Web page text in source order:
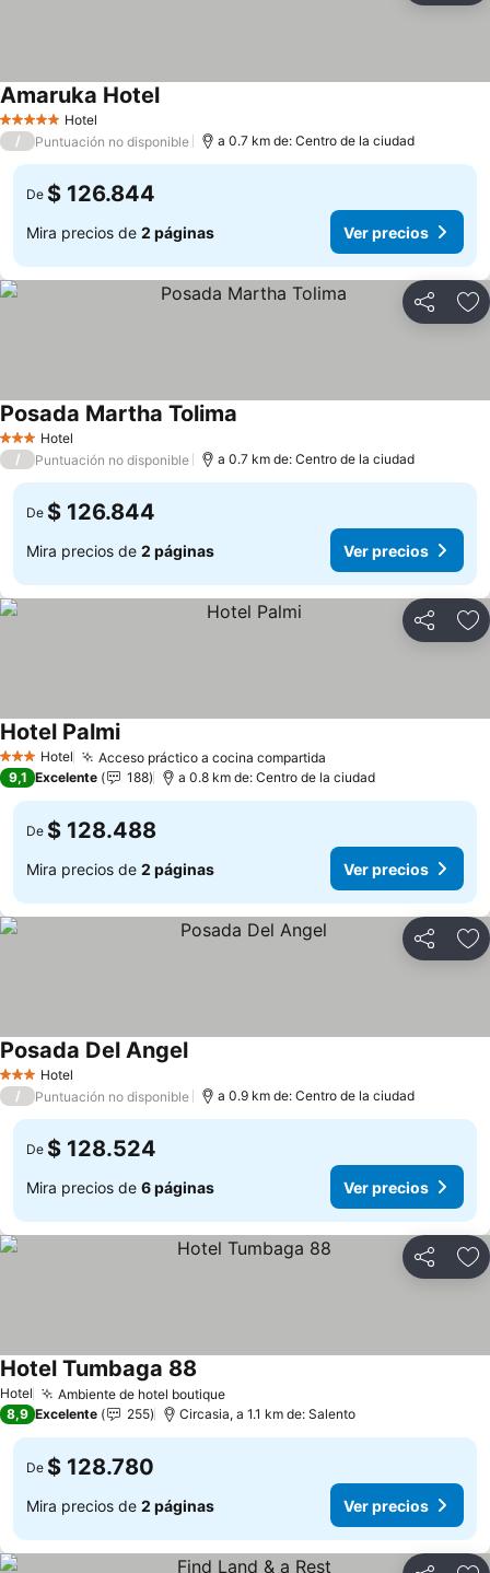
5 Estrellas Hotel
Amaruka Hotel
/ Puntuación no disponible a 0.7 km de: Centro de la ciudad
De $ 126.844
Mira precios de 2 páginas Ver precios
Compartir
3 Estrellas
Hotel
Posada Martha Tolima
/ Puntuación no disponible a 0.7 km de: Centro de la ciudad
De $ 126.844
Mira precios de 2 páginas Ver precios
Compartir
3 Estrellas
Hotel Acceso práctico a cocina compartida
Hotel Palmi
9,1 Excelente 188 a 0.8 km de: Centro de la ciudad
De $ 128.488
Mira precios de 2 páginas Ver precios
Compartir
3 Estrellas
Hotel
Posada Del Angel
/ Puntuación no disponible a 0.9 km de: Centro de la ciudad
De $ 128.524
Mira precios de 6 páginas Ver precios
Compartir
Hotel Ambiente de hotel boutique
Hotel Tumbaga 88
8,9 Excelente 255 Circasia, a 1.1 km de: Salento
De $ 128.780
Mira precios de 2 páginas Ver precios